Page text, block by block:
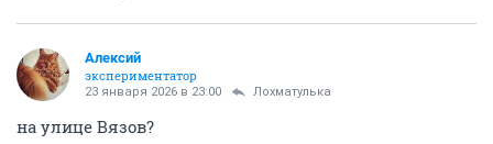
Алексий
экспериментатор
23 января 2026 в 23:00 Лохматулька
на улице Вязов?